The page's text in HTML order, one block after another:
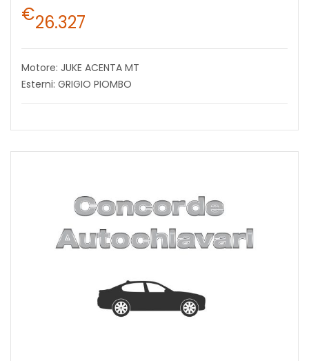
€26.327
Motore: JUKE ACENTA MT
Esterni: GRIGIO PIOMBO